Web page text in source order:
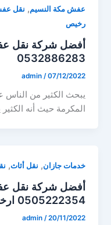
عفش مكة النسيم, نقل
رخيص
أفضل شركة نقل
0532886283
admin /07/12/2022
يبحث الكثير من
المكرمة حيث أنه
خدمات جازان, نقل أثاث,
أفضل شركة نقل
0505222354 ارخص نقل اثاث في جيزان
admin /20/11/2022